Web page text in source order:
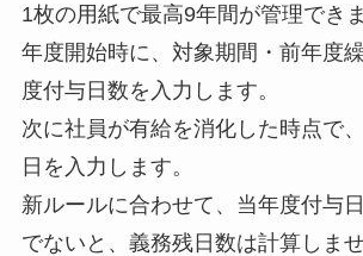
1枚の用紙で最高9年間が管理できま
年度開始時に、対象期間・前年度
度付与日数を入力します。
次に社員が有給を消化した時点で
日を入力します。
新ルールに合わせて、当年度付与
でないと、義務残日数は計算しませ